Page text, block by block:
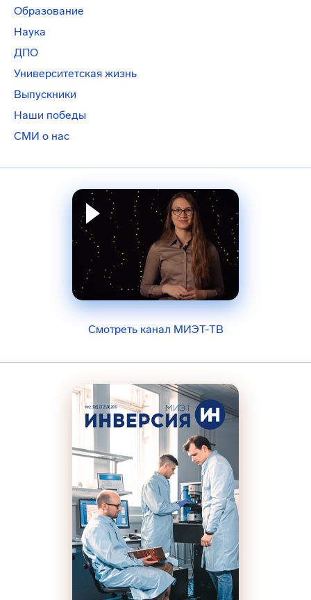
Образование
Наука
ДПО
Университетская жизнь
Выпускники
Наши победы
СМИ о нас
Смотреть канал МИЭТ-ТВ